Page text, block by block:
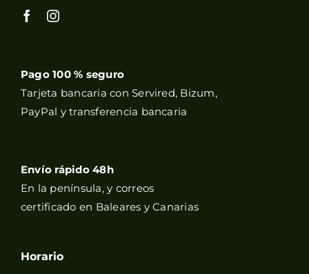
Pago 100 % seguro
Tarjeta bancaria con Servired, Bizum,
PayPal y transferencia bancaria
Envío rápido 48h
En la península, y correos
certificado en Baleares y Canarias
Horario